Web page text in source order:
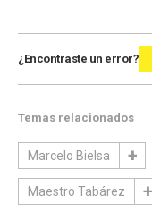
¿Encontraste un error?
Temas relacionados
Marcelo Bielsa
Maestro Tabárez